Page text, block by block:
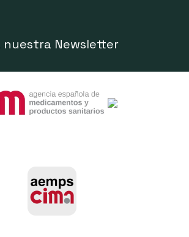
nuestra Newsletter